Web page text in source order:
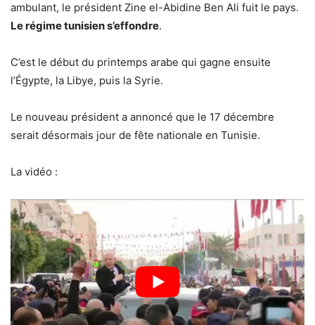
ambulant, le président Zine el-Abidine Ben Ali fuit le pays.
Le régime tunisien s’effondre.
C’est le début du printemps arabe qui gagne ensuite
l’Égypte, la Libye, puis la Syrie.
Le nouveau président a annoncé que le 17 décembre
serait désormais jour de fête nationale en Tunisie.
La vidéo :